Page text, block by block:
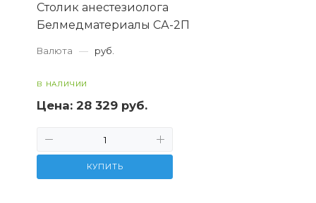
Столик анестезиолога
Белмедматериалы СА-2П
Валюта — руб.
В НАЛИЧИИ
Цена: 28 329 руб.
КУПИТЬ